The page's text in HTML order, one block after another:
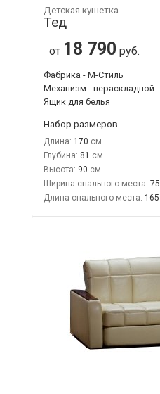
Детская кушетка
Тед
от 18 790 руб.
Фабрика - М-Стиль
Механизм - нераскладной
Ящик для белья
Набор размеров
Длина: 170
Глубина: 81
Высота: 90
Ширина спального места: 75
Длина спального места: 165